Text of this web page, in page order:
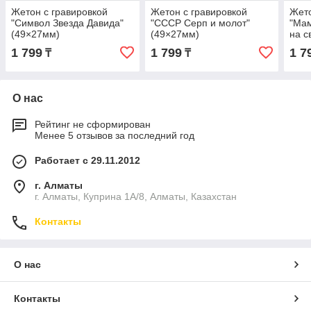
Жетон с гравировкой
"Символ Звезда Давида"
(49×27мм)
1 799 ₸
Жетон с гравировкой
"СССР Серп и молот"
(49×27мм)
1 799₸
на
1
О нас
Рейтинг не сформирован
Менее 5 отзывов за последний год
Работает с 29.11.2012
г. Алматы
г. Алматы, Куприна 1А/8, Алматы, Казахстан
Контакты
О нас
Контакты